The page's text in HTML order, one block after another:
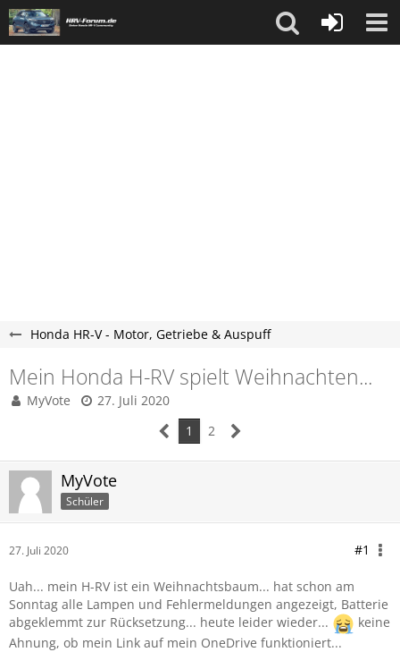
Honda HR-V - Motor, Getriebe & Auspuff
Mein Honda H-RV spielt Weihnachten...
MyVote
27. Juli 2020
1
2
MyVote
Schüler
27. Juli 2020 #1
Uah... mein H-RV ist ein Weihnachtsbaum... hat schon am
Sonntag alle Lampen und Fehlermeldungen angezeigt, Batterie
abgeklemmt zur Rücksetzung... heute leider wieder...
keine
Ahnung, ob mein Link auf mein OneDrive funktioniert...